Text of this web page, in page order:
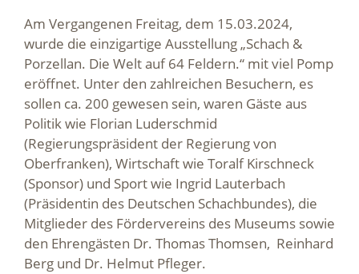
Am Vergangenen Freitag, dem 15.03.2024,
wurde die einzigartige Ausstellung „Schach &
Porzellan. Die Welt auf 64 Feldern.“ mit viel Pomp
eröffnet. Unter den zahlreichen Besuchern, es
sollen ca. 200 gewesen sein, waren Gäste aus
Politik wie Florian Luderschmid
(Regierungspräsident der Regierung von
Oberfranken), Wirtschaft wie Toralf Kirschneck
(Sponsor) und Sport wie Ingrid Lauterbach
(Präsidentin des Deutschen Schachbundes), die
Mitglieder des Fördervereins des Museums sowie
den Ehrengästen Dr. Thomas Thomsen, Reinhard
Berg und Dr. Helmut Pfleger.